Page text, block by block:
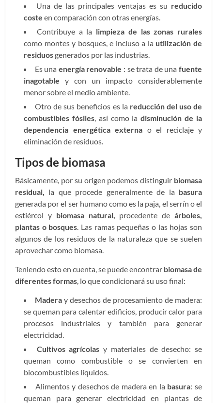
Una de las principales ventajas es su reducido
coste en comparación con otras energías.
Contribuye a la limpieza de las zonas rurales
como montes y bosques, e incluso a la utilización de
residuosgenerados por las industrias.
Es una energía renovable : se trata de unafuente
inagotable y con un impacto considerablemente
menor sobre el medio ambiente.
Otro de sus beneficios es la reducción del uso de
combustibles fósiles, así como ladisminución de la
dependencia energética externa o el reciclaje y
eliminación de residuos.
Tipos de biomasa
Básicamente, por su origen podemos distinguir biomasa
residual, la que procede generalmente de la basura
generada por el ser humano como es la paja, el serrín o el
estiércol y biomasa natural, procedente deárboles,
plantas o bosques . Las ramas pequeñas o las hojas son
algunos de los residuos de la naturaleza que se suelen
aprovechar como biomasa.
Teniendo esto en cuenta, se puede encontrar biomasa de
diferentes formas , lo que condicionará su uso final:
Madera y desechos de procesamiento de madera:
se queman para calentar edificios, producir calor para
procesos industriales y también para generar
electricidad.
Cultivos agrícolas y materiales de desecho: se
queman como combustible o se convierten en
biocombustibles líquidos.
Alimentos y desechos de madera en la basura: se
queman para generar electricidad en plantas de